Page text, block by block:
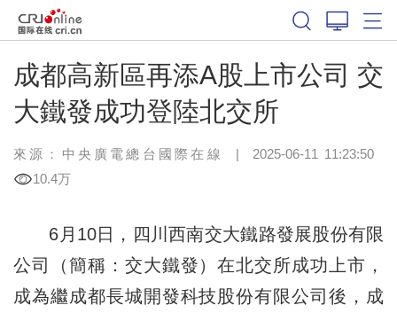
成都高新區再添A股上市公司 交
大鐵發成功登陸北交所
來源：中央廣電總台國際在線 | 2025-06-11 11:23:50
10.4万
6月10日，四川西南交大鐵路發展股份有限
公司（簡稱：交大鐵發）在北交所成功上市，
成為繼成都長城開發科技股份有限公司後，成